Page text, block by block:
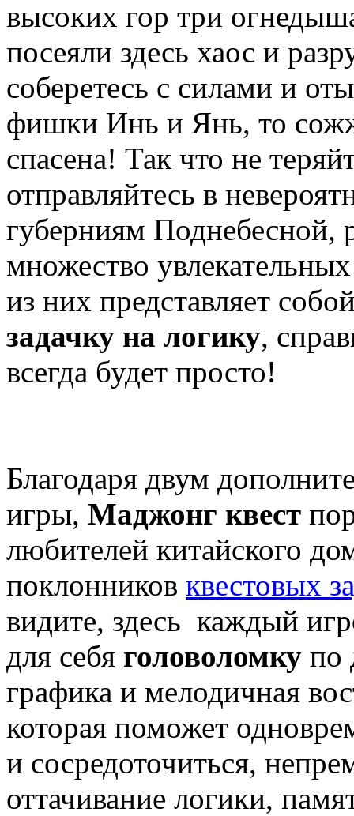
высоких гор три
посеяли здесь хаос и
соберетесь с силами и
фишки Инь и Янь, то
спасена! Так что не
отправляйтесь в
губерниям Поднебесной,
множество
из них представляет
задачку на логику,
всегда будет просто!
Благодаря двум
игры, Маджонг квест
любителей китайского
поклонников квестовых
видите, здесь каждый
для себя головоломку по
графика и мелодичная
которая поможет
и сосредоточиться,
оттачивание логики,